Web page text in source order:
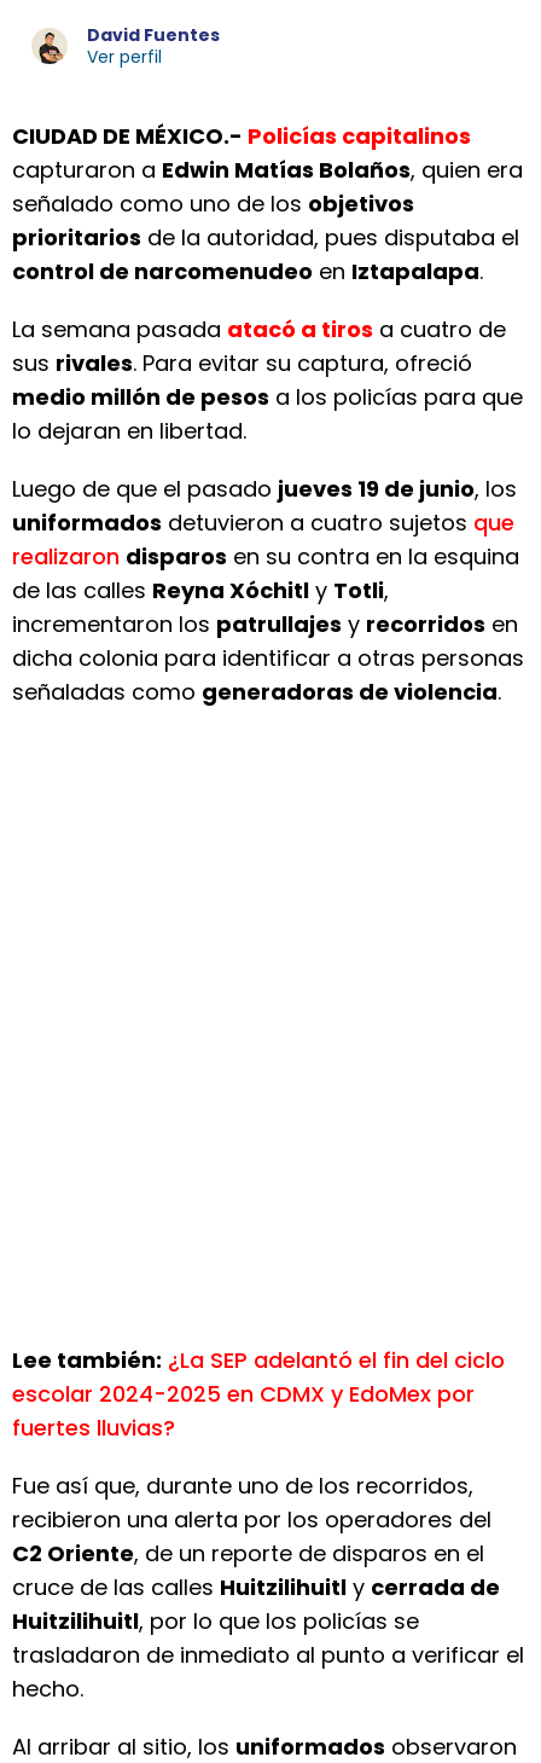
David Fuentes
Ver perfil
CIUDAD DE MÉXICO.- Policías capitalinos
capturaron a Edwin Matías Bolaños, quien era
señalado como uno de los objetivos
prioritarios de la autoridad, pues disputaba el
control de narcomenudeo en Iztapalapa.
La semana pasada atacó a tiros a cuatro de
sus rivales. Para evitar su captura, ofreció
medio millón de pesos a los policías para que
lo dejaran en libertad.
Luego de que el pasado jueves 19 de junio, los
uniformados detuvieron a cuatro sujetos que
realizaron disparos en su contra en la esquina
de las calles Reyna Xóchitl y Totli,
incrementaron los patrullajes y recorridos en
dicha colonia para identificar a otras personas
señaladas como generadoras de violencia.
Lee también: ¿La SEP adelantó el fin del ciclo
escolar 2024-2025 en CDMX y EdoMex por
fuertes lluvias?
Fue así que, durante uno de los recorridos,
recibieron una alerta por los operadores del
C2 Oriente, de un reporte de disparos en el
cruce de las calles Huitzilihuitl y cerrada de
Huitzilihuitl, por lo que los policías se
trasladaron de inmediato al punto a verificar el
hecho.
Al arribar al sitio, los uniformados observaron